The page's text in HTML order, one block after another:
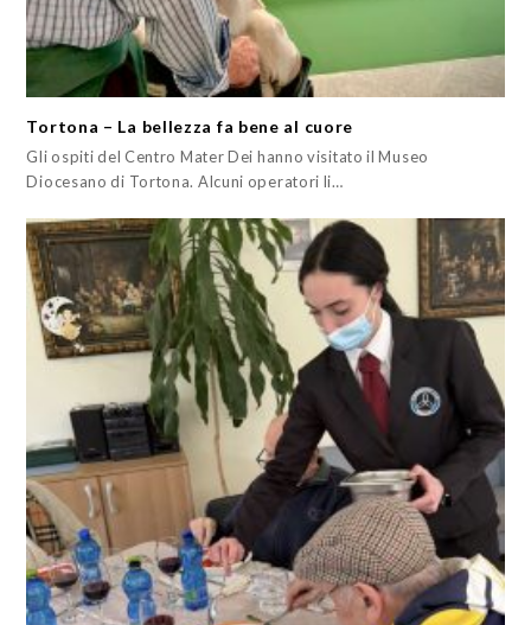
Tortona – La bellezza fa bene al cuore
Gli ospiti del Centro Mater Dei hanno visitato il Museo
Diocesano di Tortona. Alcuni operatori li…